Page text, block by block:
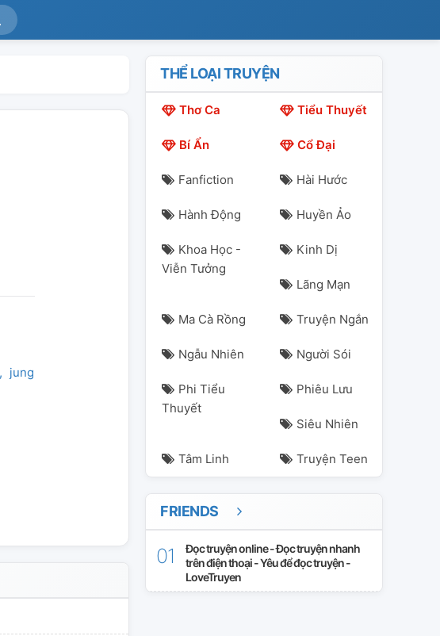
jungkook
THỂ LOẠI TRUYỆN
Thơ Ca Tiểu Thuyết
Bí Ẩn Cổ Đại
Fanfiction Hài Hước
Hành Động Huyền Ảo
Khoa Học -
Viễn Tưởng
Kinh Dị
Lãng Mạn
Ma Cà Rồng Truyện Ngắn
Ngẫu Nhiên Người Sói
Phi Tiểu
Thuyết
Phiêu Lưu
Siêu Nhiên
Tâm Linh Truyện Teen
FRIENDS
Đọc truyện online - Đọc truyện nhanh
trên điện thoại - Yêu để đọc truyện -
LoveTruyen